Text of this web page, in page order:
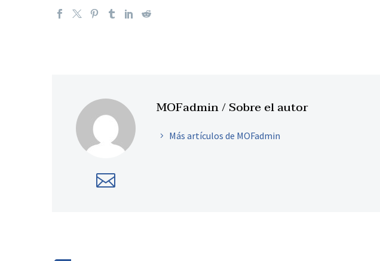
MOFadmin/ Sobre el autor
Más artículos de MOFadmin